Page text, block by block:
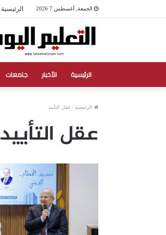
الجمعة, أغسطس 7 2026 الرئيسية
الرئيسية الأخبار جامعات
الرئيسية / عقل التأييد
عقل التأييد